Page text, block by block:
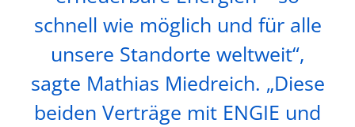
schnell wie möglich und für alle
unsere Standorte weltweit“,
sagte Mathias Miedreich. „Diese
beiden Verträge mit ENGIE und